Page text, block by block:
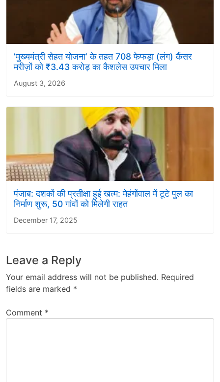
’मुख्यमंत्री सेहत योजना’ के तहत 708 फेफड़ा (लंग) कैंसर
मरीज़ों को ₹3.43 करोड़ का कैशलेस उपचार मिला
August 3, 2026
पंजाब: दशकों की प्रतीक्षा हुई खत्म: मेहंगोंवाल में टूटे पुल का
निर्माण शुरू, 50 गांवों को मिलेगी राहत
December 17, 2025
Leave a Reply
Your email address will not be published. Required
fields are marked *
Comment *